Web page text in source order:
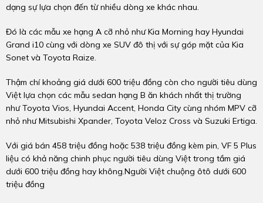
dạng sự lựa chọn đến từ nhiều dòng xe khác nhau.
Đó là các mẫu xe hạng A cỡ nhỏ như Kia Morning hay Hyundai
Grand i10 cùng với dòng xe SUV đô thị với sự góp mặt của Kia
Sonet và Toyota Raize.
Thậm chí khoảng giá dưới 600 triệu đồng còn cho người tiêu dùng
Việt lựa chọn các mẫu sedan hạng B ăn khách nhất thị trường
như Toyota Vios, Hyundai Accent, Honda City cùng nhóm MPV cỡ
nhỏ như Mitsubishi Xpander, Toyota Veloz Cross và Suzuki Ertiga.
Với giá bán 458 triệu đồng hoặc 538 triệu đồng kèm pin, VF 5 Plus
liệu có khả năng chinh phục người tiêu dùng Việt trong tầm giá
dưới 600 triệu đồng hay không.Người Việt chuộng ôtô dưới 600
triệu đồng